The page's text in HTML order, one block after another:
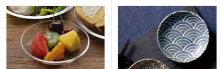
枚です。
スペースで保管できる点も嬉しいポイン
トです。